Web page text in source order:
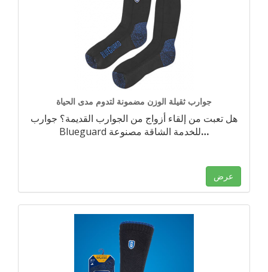
جوارب ثقيلة الوزن مضمونة لتدوم مدى الحياة
هل تعبت من إلقاء أزواج من الجوارب القديمة؟ جوارب
Blueguard للخدمة الشاقة مصنوعة…
عرض